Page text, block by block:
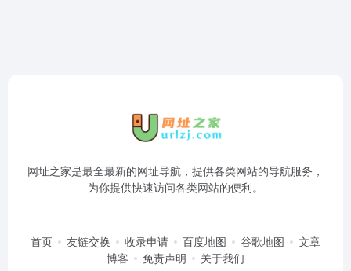
网址之家是最全最新的网址导航，提供各类网站的导航服务，
为你提供快速访问各类网站的便利。
首页 友链交换 收录申请 百度地图 谷歌地图
文章
博客
免责声明 关于我们